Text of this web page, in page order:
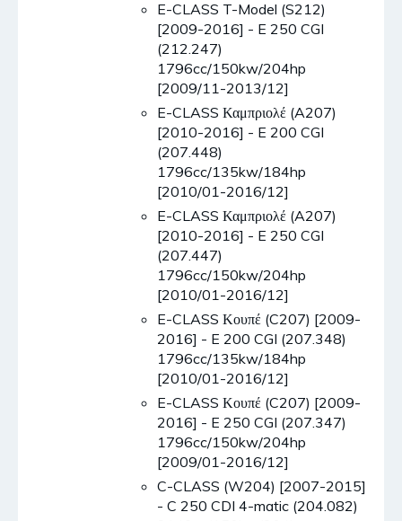
E-CLASS T-Model (S212)
[2009-2016] - E 250 CGI
(212.247)
1796cc/150kw/204hp
[2009/11-2013/12]
E-CLASS Καμπριολέ (A207)
[2010-2016] - E 200 CGI
(207.448)
1796cc/135kw/184hp
[2010/01-2016/12]
E-CLASS Καμπριολέ (A207)
[2010-2016] - E 250 CGI
(207.447)
1796cc/150kw/204hp
[2010/01-2016/12]
E-CLASS Κουπέ (C207) [2009-
2016] - E 200 CGI (207.348)
1796cc/135kw/184hp
[2010/01-2016/12]
E-CLASS Κουπέ (C207) [2009-
2016] - E 250 CGI (207.347)
1796cc/150kw/204hp
[2009/01-2016/12]
C-CLASS (W204) [2007-2015]
- C 250 CDI 4-matic (204.082)